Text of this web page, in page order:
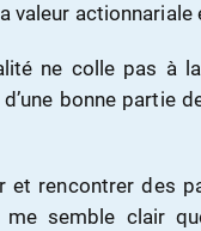
valeur actionnariale
ne colle pas à
bonne partie
et rencontrer des
me semble clair